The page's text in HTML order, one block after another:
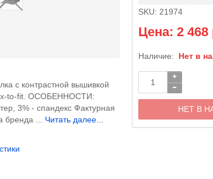
с контрастной вышивкой
to-fit. ОСОБЕННОСТИ:
3% - спандекс Фактурная
бренда ... Читать далее...
SKU: 21974
Цена: 2 468
Наличие: Нет в
НЕТ В